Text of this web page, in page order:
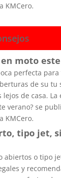
KMCero.
moto
perfecta
de su tu
de casa. La
verano? se
KMCero.
tipo jet,
abiertos o tipo
y